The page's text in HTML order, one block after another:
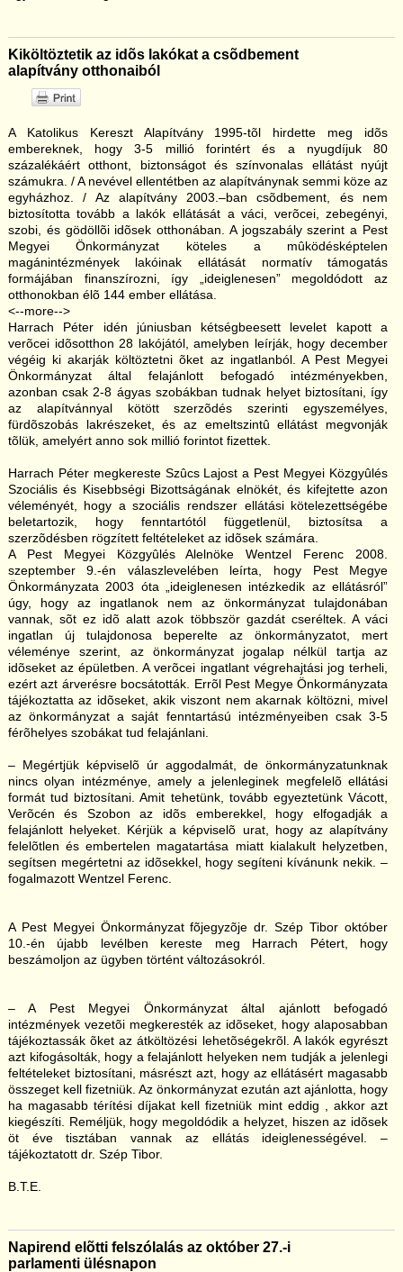
Kiköltöztetik az idõs lakókat a csõdbement
alapítvány otthonaiból
A Katolikus Kereszt Alapítvány 1995-tõl hirdette meg idõs
embereknek, hogy 3-5 millió forintért és a nyugdíjuk 80
százalékáért otthont, biztonságot és színvonalas ellátást nyújt
számukra. / A nevével ellentétben az alapítványnak semmi köze az
egyházhoz. / Az alapítvány 2003.–ban csõdbement, és nem
biztosította tovább a lakók ellátását a váci, verõcei, zebegényi,
szobi, és gödöllõi idõsek otthonában. A jogszabály szerint a Pest
Megyei Önkormányzat köteles a mûködésképtelen
magánintézmények lakóinak ellátását normatív támogatás
formájában finanszírozni, így „ideiglenesen” megoldódott az
otthonokban élõ 144 ember ellátása.
<--more-->
Harrach Péter idén júniusban kétségbeesett levelet kapott a
verõcei idõsotthon 28 lakójától, amelyben leírják, hogy december
végéig ki akarják költöztetni õket az ingatlanból. A Pest Megyei
Önkormányzat által felajánlott befogadó intézményekben,
azonban csak 2-8 ágyas szobákban tudnak helyet biztosítani, így
az alapítvánnyal kötött szerzõdés szerinti egyszemélyes,
fürdõszobás lakrészeket, és az emeltszintû ellátást megvonják
tõlük, amelyért anno sok millió forintot fizettek.
Harrach Péter megkereste Szûcs Lajost a Pest Megyei Közgyûlés
Szociális és Kisebbségi Bizottságának elnökét, és kifejtette azon
véleményét, hogy a szociális rendszer ellátási kötelezettségébe
beletartozik, hogy fenntartótól függetlenül, biztosítsa a
szerzõdésben rögzített feltételeket az idõsek számára.
A Pest Megyei Közgyûlés Alelnöke Wentzel Ferenc 2008.
szeptember 9.-én válaszlevelében leírta, hogy Pest Megye
Önkormányzata 2003 óta „ideiglenesen intézkedik az ellátásról”
úgy, hogy az ingatlanok nem az önkormányzat tulajdonában
vannak, sõt ez idõ alatt azok többször gazdát cseréltek. A váci
ingatlan új tulajdonosa beperelte az önkormányzatot, mert
véleménye szerint, az önkormányzat jogalap nélkül tartja az
idõseket az épületben. A verõcei ingatlant végrehajtási jog terheli,
ezért azt árverésre bocsátották. Errõl Pest Megye Önkormányzata
tájékoztatta az idõseket, akik viszont nem akarnak költözni, mivel
az önkormányzat a saját fenntartású intézményeiben csak 3-5
férõhelyes szobákat tud felajánlani.
– Megértjük képviselõ úr aggodalmát, de önkormányzatunknak
nincs olyan intézménye, amely a jelenleginek megfelelõ ellátási
formát tud biztosítani. Amit tehetünk, tovább egyeztetünk Vácott,
Verõcén és Szobon az idõs emberekkel, hogy elfogadják a
felajánlott helyeket. Kérjük a képviselõ urat, hogy az alapítvány
felelõtlen és embertelen magatartása miatt kialakult helyzetben,
segítsen megértetni az idõsekkel, hogy segíteni kívánunk nekik. –
fogalmazott Wentzel Ferenc.
A Pest Megyei Önkormányzat fõjegyzõje dr. Szép Tibor október
10.-én újabb levélben kereste meg Harrach Pétert, hogy
beszámoljon az ügyben történt változásokról.
– A Pest Megyei Önkormányzat által ajánlott befogadó
intézmények vezetõi megkeresték az idõseket, hogy alaposabban
tájékoztassák õket az átköltözési lehetõségekrõl. A lakók egyrészt
azt kifogásolták, hogy a felajánlott helyeken nem tudják a jelenlegi
feltételeket biztosítani, másrészt azt, hogy az ellátásért magasabb
összeget kell fizetniük. Az önkormányzat ezután azt ajánlotta, hogy
ha magasabb térítési díjakat kell fizetniük mint eddig , akkor azt
kiegészíti. Reméljük, hogy megoldódik a helyzet, hiszen az idõsek
öt éve tisztában vannak az ellátás ideiglenességével. –
tájékoztatott dr. Szép Tibor.
B.T.E.
Napirend elõtti felszólalás az október 27.-i
parlamenti ülésnapon